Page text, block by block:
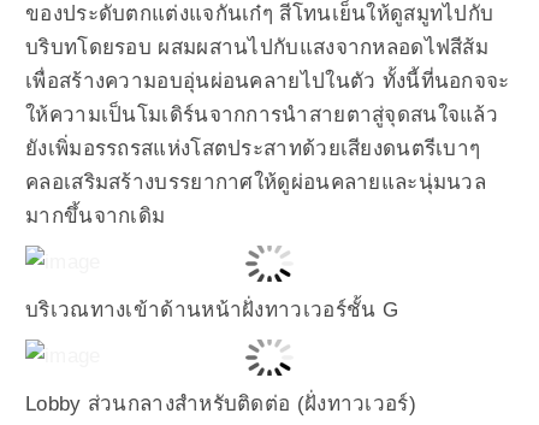
ของประดับตกแต่งแจกันเก๋ๆ สีโทนเย็นให้ดูสมูทไปกับ
บริบทโดยรอบ ผสมผสานไปกับแสงจากหลอดไฟสีส้ม
เพื่อสร้างความอบอุ่นผ่อนคลายไปในตัว ทั้งนี้ที่นอกจจะ
ให้ความเป็นโมเดิร์นจากการนำสายตาสู่จุดสนใจแล้ว
ยังเพิ่มอรรถรสแห่งโสตประสาทด้วยเสียงดนตรีเบาๆ
คลอเสริมสร้างบรรยากาศให้ดูผ่อนคลายและนุ่มนวล
มากขึ้นจากเดิม
บริเวณทางเข้าด้านหน้าฝั่งทาวเวอร์ชั้น G
Lobby ส่วนกลางสำหรับติดต่อ (ฝั่งทาวเวอร์)